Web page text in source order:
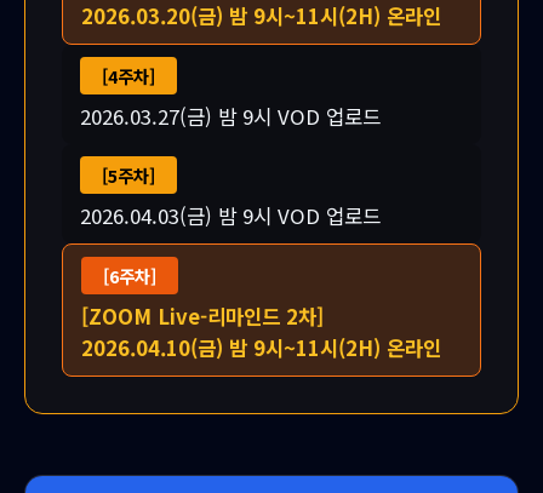
2026.03.20(금) 밤 9시~11시(2H) 온라인
[4주차]
2026.03.27(금) 밤 9시 VOD 업로드
[5주차]
2026.04.03(금) 밤 9시 VOD 업로드
[6주차]
[ZOOM Live-리마인드 2차]
2026.04.10(금) 밤 9시~11시(2H) 온라인